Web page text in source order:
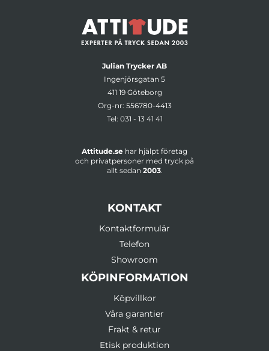
Julian Trycker AB
Ingenjörsgatan 5
411 19 Göteborg
Org-nr: 556780-4413
Tel: 031 - 13 41 41
Attitude.se har hjälpt företag
och privatpersoner med tryck på
allt sedan 2003.
KONTAKT
Kontaktformulär
Telefon
Showroom
KÖPINFORMATION
Köpvillkor
Våra garantier
Frakt & retur
Etisk produktion